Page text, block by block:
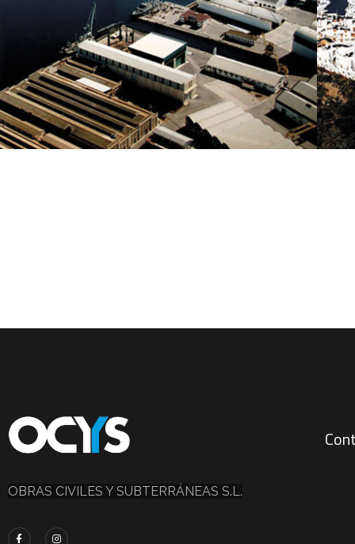
Sector naval y
marítimo">Sector naval y
marítimo
OBRAS CIVILES Y SUBTERRÁNEAS S.L.